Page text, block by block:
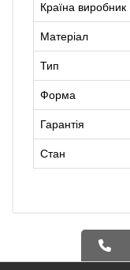
Країна виробник
Матеріал
Тип
Форма
Гарантія
Стан